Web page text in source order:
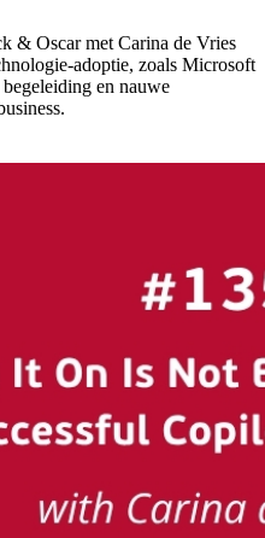
& Oscar met Carina de Vries
adoptie, zoals Microsoft
en nauwe